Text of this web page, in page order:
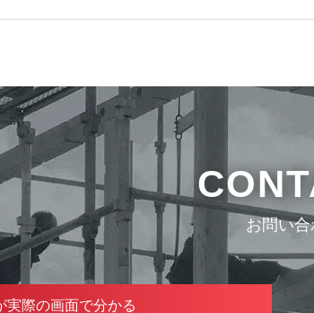
お問い合
実際の画面で分かる